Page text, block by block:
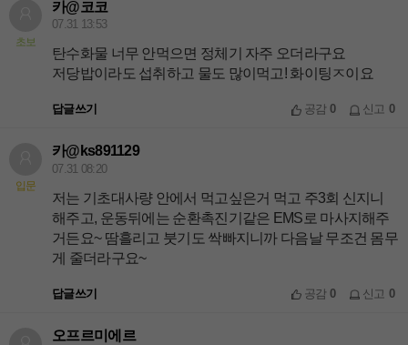
초보
카@코코
07.31 13:53
탄수화물 너무 안먹으면 정체기 자주 오더라구요
저당밥이라도 섭취하고 물도 많이먹고! 화이팅ㅈ이요
답글쓰기 공감0 신고 0
입문
카@ks891129
07.31 08:20
저는 기초대사량 안에서 먹고싶은거 먹고 주3회 신지니
해주고, 운동뒤에는 순환촉진기같은 EMS로 마사지해주
거든요~ 땀흘리고 붓기도 싹빠지니까 다음날 무조건 몸무
게 줄더라구요~
답글쓰기 공감0 신고 0
오프르미에르